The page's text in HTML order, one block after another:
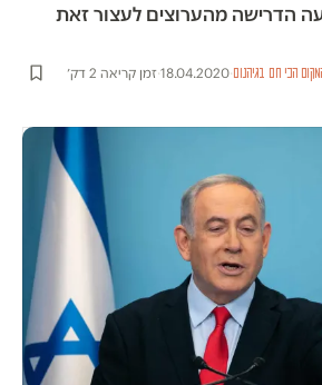
הדרישה מהערוצים לעצור זאת
הכי חם בגיהנום·
18.04.2020
·זמן קריאה 2 דק׳